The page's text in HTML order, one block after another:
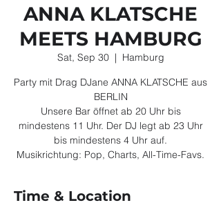
ANNA KLATSCHE
MEETS HAMBURG
Sat, Sep 30
  |
Hamburg
Party mit Drag DJane ANNA KLATSCHE aus
BERLIN
Unsere Bar öffnet ab 20 Uhr bis
mindestens 11 Uhr. Der DJ legt ab 23 Uhr
bis mindestens 4 Uhr auf.
Musikrichtung: Pop, Charts, All-Time-Favs.
Time & Location